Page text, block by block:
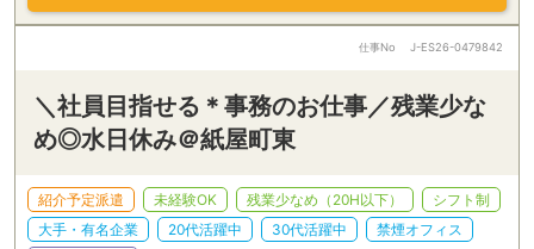
仕事No J-ES26-0479842
＼社員目指せる＊事務のお仕事／残業少な
め◎水日休み＠紙屋町東
紹介予定派遣 未経験OK 残業少なめ（20H以下）
シフト制
大手・有名企業
20代活躍中 30代活躍中
禁煙オフィス